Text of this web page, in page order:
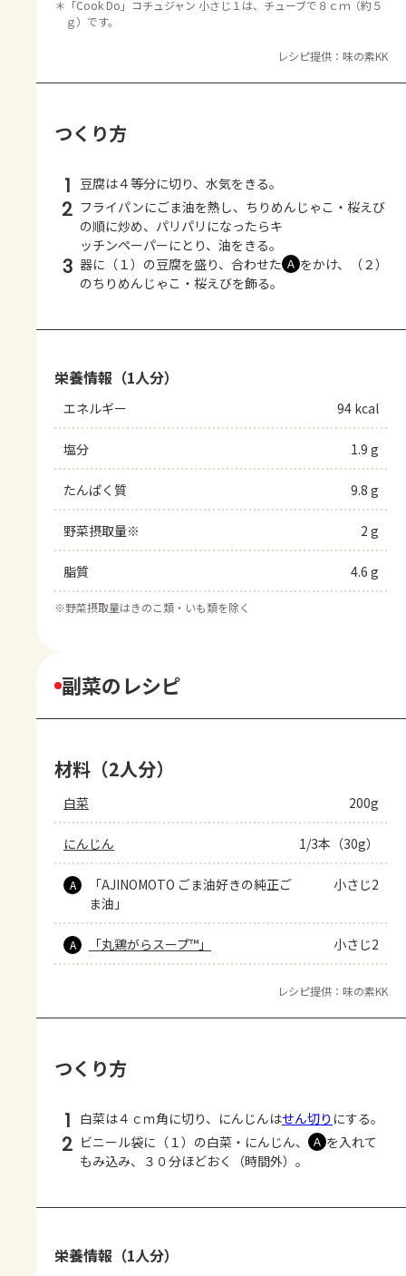
＊ 「Cook Do」コチュジャン 小さじ１は、チューブで８ｃｍ（約５
ｇ）です。
レシピ提供：味の素KK
つくり方
1 豆腐は４等分に切り、水気をきる。
2 フライパンにごま油を熱し、ちりめんじゃこ・桜えび
の順に炒め、パリパリになったらキ
ッチンペーパーにとり、油をきる。
3 器に（１）の豆腐を盛り、合わせた Ａ をかけ、（２）
のちりめんじゃこ・桜えびを飾る。
栄養情報（1人分）
エネルギー 94 kcal
塩分 1.9 g
たんぱく質 9.8 g
野菜摂取量※ 2 g
脂質 4.6 g
※野菜摂取量はきのこ類・いも類を除く
副菜のレシピ
材料（2人分）
白菜 200g
にんじん 1/3本（30g）
A
「AJINOMOTO ごま油好きの純正ご
ま油」
小さじ2
A 「丸鶏がらスープ™」 小さじ2
レシピ提供：味の素KK
つくり方
1 白菜は４ｃｍ角に切り、にんじんはせん切り にする。
2 ビニール袋に（１）の白菜・にんじん、 Ａ を入れて
もみ込み、３０分ほどおく（時間外）。
栄養情報（1人分）